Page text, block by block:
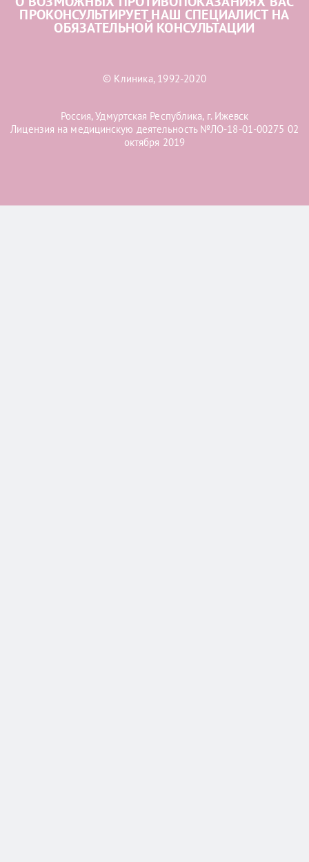
ПРОКОНСУЛЬТИРУЕТ НАШ СПЕЦИАЛИСТ НА
ОБЯЗАТЕЛЬНОЙ КОНСУЛЬТАЦИИ
© Клиника, 1992-2020
Россия, Удмуртская Республика, г. Ижевск
Лицензия на медицинскую деятельность №ЛО-18-01-00275 02
октября 2019